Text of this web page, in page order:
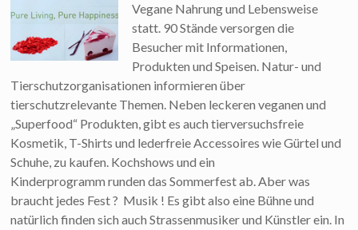
Vegane Nahrung und Lebensweise
statt. 90 Stände versorgen die
Besucher mit Informationen,
Produkten und Speisen. Natur- und
Tierschutzorganisationen informieren über
tierschutzrelevante Themen. Neben leckeren veganen und
„Superfood“ Produkten, gibt es auch tierversuchsfreie
Kosmetik, T-Shirts und lederfreie Accessoires wie Gürtel und
Schuhe, zu kaufen. Kochshows und ein
Kinderprogramm runden das Sommerfest ab. Aber was
braucht jedes Fest ? Musik ! Es gibt also eine Bühne und
natürlich finden sich auch Strassenmusiker und Künstler ein. In